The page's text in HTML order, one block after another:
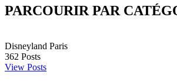
PARCOURIR PAR
Disneyland Paris
362 Posts
View Posts